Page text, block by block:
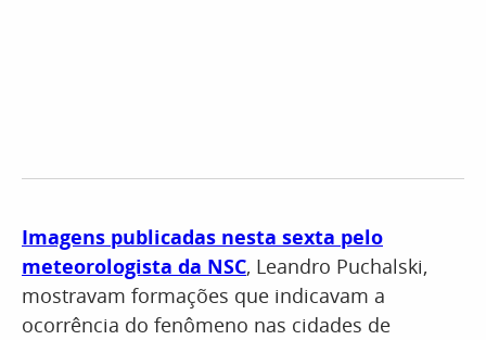
Imagens publicadas nesta sexta pelo
meteorologista da NSC, Leandro Puchalski,
mostravam formações que indicavam a
ocorrência do fenômeno nas cidades de